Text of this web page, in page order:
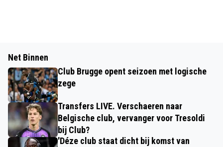
Net Binnen
Club Brugge opent seizoen met logische
zege
Transfers LIVE. Verschaeren naar
Belgische club, vervanger voor Tresoldi
bij Club?
'Déze club staat dicht bij komst van